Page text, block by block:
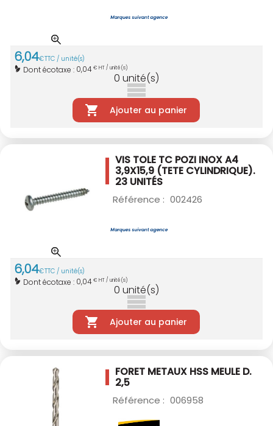
6,04€TTC / unité(s)
Dont écotaxe : 0,04€ HT / unité(s)
0 unité(s)
Ajouter au panier
VIS TOLE TC POZI INOX A4
3,9X15,9 (TETE CYLINDRIQUE).
23 UNITÉS
Référence : 002426
6,04€TTC / unité(s)
Dont écotaxe : 0,04€ HT / unité(s)
0 unité(s)
Ajouter au panier
FORET METAUX HSS MEULE D.
2,5
Référence : 006958